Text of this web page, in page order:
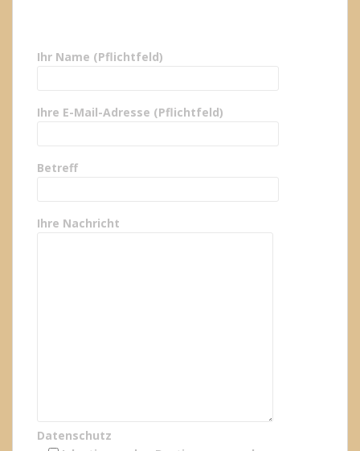
Ihr Name (Pflichtfeld)
Ihre E-Mail-Adresse (Pflichtfeld)
Betreff
Ihre Nachricht
Datenschutz